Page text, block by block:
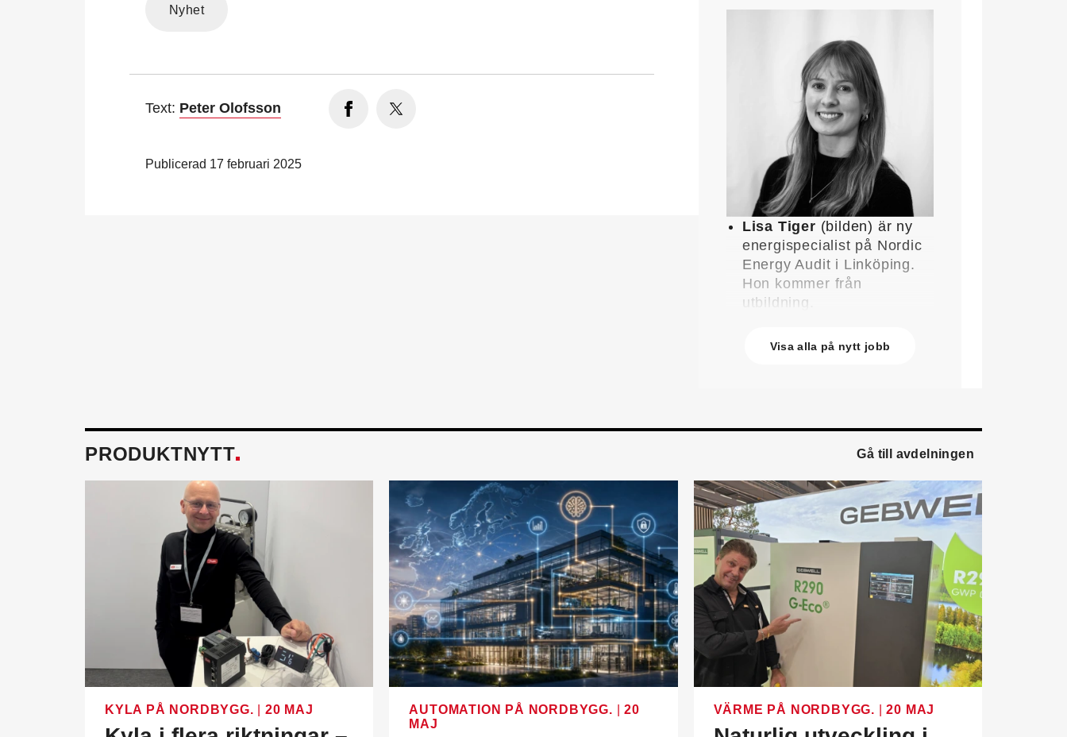
Nyhet
Text: Peter Olofsson
Publicerad 17 februari 2025
Lisa Tiger (bilden) är ny
energispecialist på Nordic
Energy Audit i Linköping.
Hon kommer från
utbildning.
affärschef för Service på
roll på Swegon.
Mathias Anderssonär ny
Systemair Sverige. Han
kommer från Stappert där
han var ansvarig för
affärsutveckling och
försäljning.
Oskar Lenner
är ny
teknisk säljare i Umeå på
Systemair Sverige. Han
kommer från Belimo där
han var regional
försäljningschef Norr.
Daniel Ellisonär ny vd
Visa alla på nytt jobb
PRODUKTNYTT Gå till avdelningen
KYLA PÅ NORDBYGG. 20 MAJ AUTOMATION PÅ NORDBYGG.
20
MAJ
VÄRME PÅ NORDBYGG. 20 MAJ